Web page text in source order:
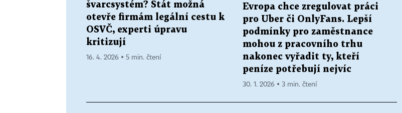
švarcsystém? Stát možná
otevře firmám legální cestu k
OSVČ, experti úpravu
kritizují
16. 4. 2026 ▪ 5 min. čtení
Evropa chce zregulovat práci
pro Uber či OnlyFans. Lepší
podmínky pro zaměstnance
mohou z pracovního trhu
nakonec vyřadit ty, kteří
peníze potřebují nejvíc
30. 1. 2026 ▪ 3 min. čtení